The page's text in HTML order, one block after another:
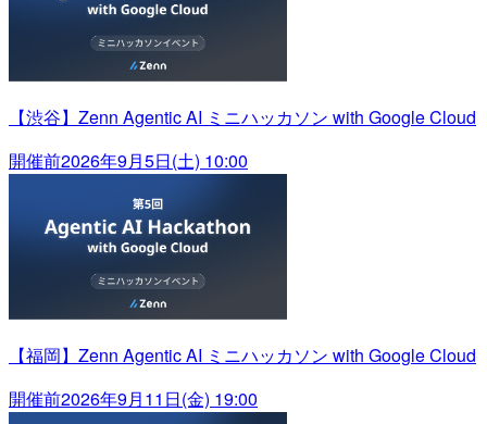
【渋谷】Zenn Agentic AI ミニハッカソン with Google Cloud
開催前2026年9月5日(土) 10:00
【福岡】Zenn Agentic AI ミニハッカソン with Google Cloud
開催前2026年9月11日(金) 19:00